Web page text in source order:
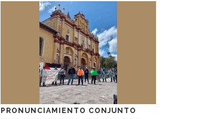
PRONUNCIAMIENTO CONJUNTO